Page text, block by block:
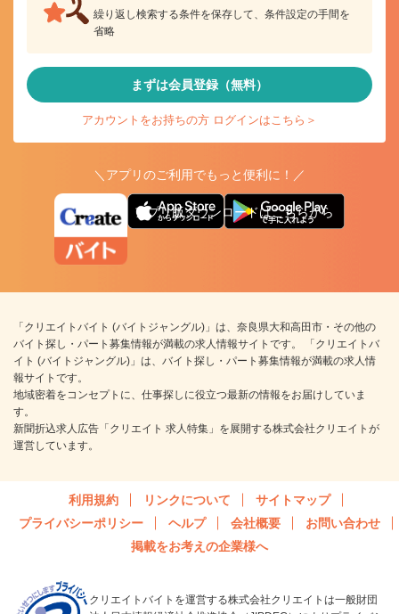
繰り返し検索する条件を保存して、条件設定の手間を
省略
まずは会員登録（無料）
アカウントをお持ちの方 ログインはこちら＞
＼アプリのご利用でもっと便利に！／
アプリ版ダウンロードはこちらから
「クリエイトバイト (バイトジャングル)」は、奈良県大和高田市・その他の
バイト探し・パート募集情報が満載の求人情報サイトです。 「クリエイトバ
イト (バイトジャングル)」は、バイト探し・パート募集情報が満載の求人情
報サイトです。
地域密着をコンセプトに、仕事探しに役立つ最新の情報をお届けしていま
す。
新聞折込求人広告「クリエイト 求人特集」を展開する株式会社クリエイトが
運営しています。
利用規約 リンクについて
サイトマップ
プライバシーポリシー
ヘルプ 会社概要
お問い合わせ
掲載をお考えの企業様へ
クリエイトバイトを運営する株式会社クリエイトは一般財団